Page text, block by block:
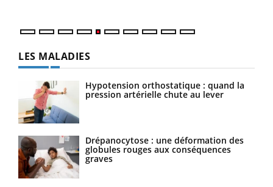
LES MALADIES
Hypotension orthostatique : quand la
pression artérielle chute au lever
Drépanocytose : une déformation des
globules rouges aux conséquences
graves